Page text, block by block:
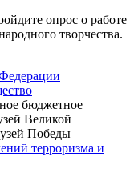
опрос о работе
творчества.
бюджетное
Великой
Победы
терроризма и